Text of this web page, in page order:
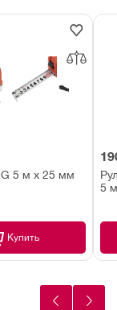
5 м х 25 мм
Купить
5